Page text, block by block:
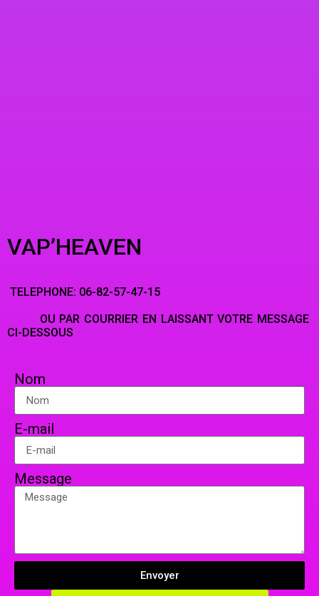
VAP’HEAVEN
TELEPHONE: 06-82-57-47-15
OU PAR COURRIER EN LAISSANT VOTRE MESSAGE
CI-DESSOUS
Nom
E-mail
Message
Envoyer